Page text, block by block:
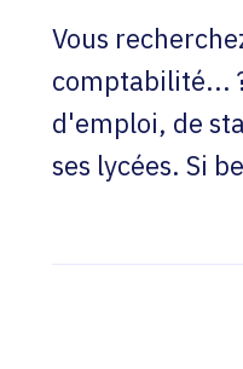
Vous
comptabilité...
d'emploi, de
ses lycées. Si